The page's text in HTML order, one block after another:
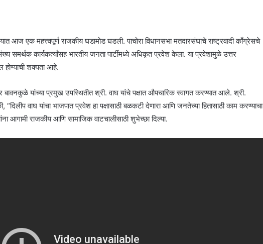
आज एक महत्त्वपूर्ण राजकीय घडामोड घडली. पाचोरा विधानसभा मतदारसंघाचे राष्ट्रवादी काँग्रेसचे
समर्थक कार्यकर्त्यांसह भारतीय जनता पार्टीमध्ये अधिकृत प्रवेश केला. या प्रवेशामुळे उत्तर
होण्याची शक्यता आहे.
बावनकुळे यांच्या प्रमुख उपस्थितीत श्री. वाघ यांचे पक्षात औपचारिक स्वागत करण्यात आले. श्री.
वाघ यांचा भाजपात प्रवेश हा पक्षासाठी बळकटी देणारा आणि जनतेच्या हितासाठी काम करण्याचा
आगामी राजकीय आणि सामाजिक वाटचालीसाठी शुभेच्छा दिल्या.